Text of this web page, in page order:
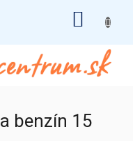
benzín 15